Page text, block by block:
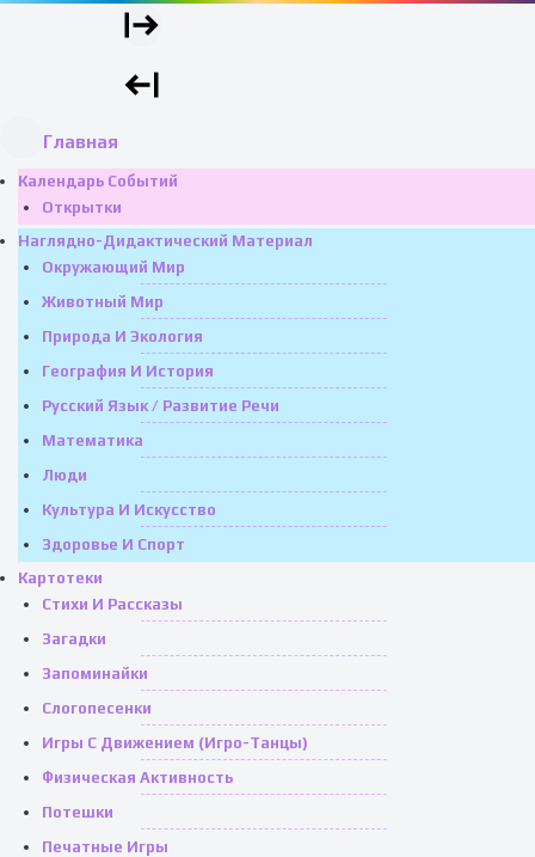
Главная
Календарь Событий
Открытки
Наглядно-Дидактический Материал
Окружающий Мир
Животный Мир
Природа И Экология
География И История
Русский Язык / Развитие Речи
Математика
Люди
Культура И Искусство
Здоровье И Спорт
Картотеки
Стихи И Рассказы
Загадки
Запоминайки
Слогопесенки
Игры С Движением (игро-Танцы)
Физическая Активность
Потешки
Печатные Игры